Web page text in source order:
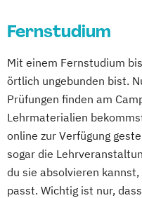
Komplementäre
Schmerztherapie
i.V.
Logopädie
Medical Fitness
Fernstudium
Mit einem Fernstudium
örtlich ungebunden bist.
Prüfungen finden am
Lehrmaterialien
online zur Verfügung
sogar die
du sie absolvieren
passt. Wichtig ist nur,